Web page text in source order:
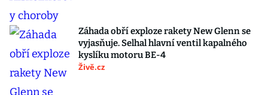
Záhada obří exploze rakety New Glenn se
vyjasňuje. Selhal hlavní ventil kapalného
kyslíku motoru BE-4
Živě.cz